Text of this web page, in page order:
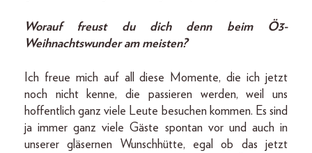
Worauf freust du dich denn beim Ö3-
Weihnachtswunder am meisten?
Ich freue mich auf all diese Momente, die ich jetzt
noch nicht kenne, die passieren werden, weil uns
hoffentlich ganz viele Leute besuchen kommen. Es sind
ja immer ganz viele Gäste spontan vor und auch in
unserer gläsernen Wunschhütte, egal ob das jetzt